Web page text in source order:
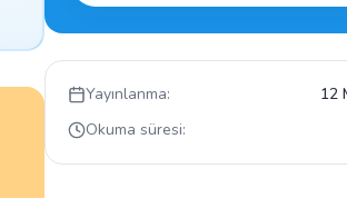
Yayınlanma:
12
Okuma süresi: